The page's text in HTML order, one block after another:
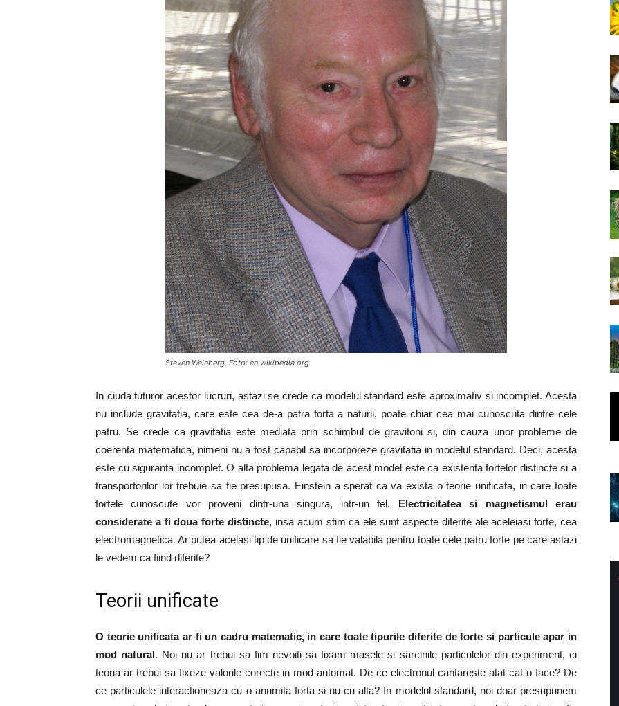
Steven Weinberg, Foto: en.wikipedia.org
In ciuda tuturor acestor lucruri, astazi se crede ca modelul standard este aproximativ si incomplet. Acesta
nu include gravitatia, care este cea de-a patra forta a naturii, poate chiar cea mai cunoscuta dintre cele
patru. Se crede ca gravitatia este mediata prin schimbul de gravitoni si, din cauza unor probleme de
coerenta matematica, nimeni nu a fost capabil sa incorporeze gravitatia in modelul standard. Deci, acesta
este cu siguranta incomplet. O alta problema legata de acest model este ca existenta fortelor distincte si a
transportorilor lor trebuie sa fie presupusa. Einstein a sperat ca va exista o teorie unificata, in care toate
fortele cunoscute vor proveni dintr-una singura, intr-un fel. Electricitatea si magnetismul erau
considerate a fi doua forte distincte, insa acum stim ca ele sunt aspecte diferite ale aceleiasi forte, cea
electromagnetica. Ar putea acelasi tip de unificare sa fie valabila pentru toate cele patru forte pe care astazi
le vedem ca fiind diferite?
Teorii unificate
O teorie unificata ar fi un cadru matematic, in care toate tipurile diferite de forte si particule apar in
mod natural. Noi nu ar trebui sa fim nevoiti sa fixam masele si sarcinile particulelor din experiment, ci
teoria ar trebui sa fixeze valorile corecte in mod automat. De ce electronul cantareste atat cat o face? De
ce particulele interactioneaza cu o anumita forta si nu cu alta? In modelul standard, noi doar presupunem